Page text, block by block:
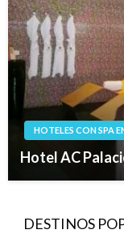
HOTELES CON SPA
Hotel AC
DESTINOS